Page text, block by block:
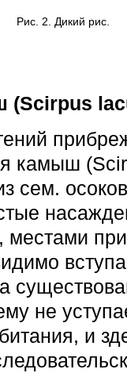
Рис. 2. Дикий рис.
(Scirpus
камыш
сем.
местами
не
и